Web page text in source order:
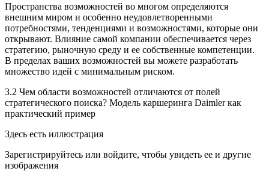
Пространства возможностей во многом определяются
внешним миром и особенно неудовлетворенными
потребностями, тенденциями и возможностями, которые они
открывают. Влияние самой компании обеспечивается через
стратегию, рыночную среду и ее собственные компетенции.
В пределах ваших возможностей вы можете разработать
множество идей с минимальным риском.
3.2 Чем области возможностей отличаются от полей
стратегического поиска? Модель каршеринга Daimler как
практический пример
Здесь есть иллюстрация
Зарегистрируйтесь или войдите, чтобы увидеть ее и другие
изображения